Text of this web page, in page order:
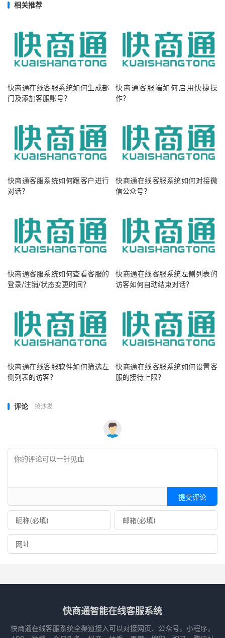
相关推荐
快商通在线客服系统如何生成部
门及添加客服账号？
快商通客服端如何启用快捷操
作？
快商通客服系统如何跟客户进行
对话？
快商通在线客服系统如何对接微
信公众号？
快商通客服系统如何查看客服的
登录/注销/状态变更时间？
快商通在线客服系统左侧列表的
访客如何自动结束对话？
快商通在线客服软件如何筛选左
侧列表的访客？
快商通在线客服系统如何设置客
服的接待上限？
评论 抢沙发
提交评论
快商通智能在线客服系统
快商通在线客服系统全渠道接入可以对接网页、公众号，小程序，